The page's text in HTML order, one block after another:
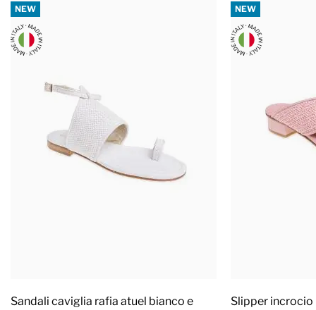
NEW
Sandali caviglia rafia atuel bianco e
NEW
Slipper incrocio